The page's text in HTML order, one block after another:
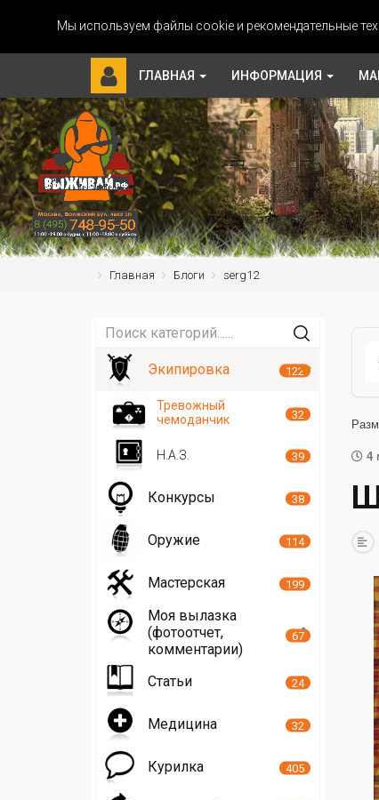
Мы используем файлы cookie и рекомендательные
ГЛАВНАЯ ИНФОРМАЦИЯ
Главная Блоги serg12
4
Экипировка 122
Тревожный
чемоданчик
32
Н.А.З. 39
Конкурсы 38
Оружие 114
Мастерская 199
Моя вылазка
(фотоотчет,
комментарии)
67
Статьи 24
Медицина 32
Курилка 405